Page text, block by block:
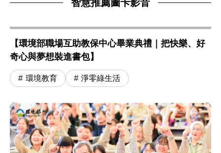
智慧推薦圖卡影音
【環境部職場互助教保中心畢業典禮｜把快樂、好
奇心與夢想裝進書包】
環境教育 淨零綠生活